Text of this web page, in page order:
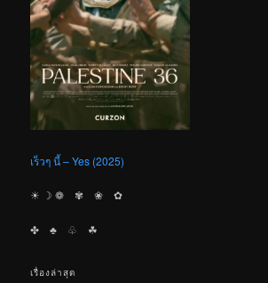
เร็วๆ นี้ – Yes (2025)
☀︎ ☽ ❁ ✾ ❀ ✿
✤ ♣︎ ♧ ☘︎
เรื่องล่าสุด